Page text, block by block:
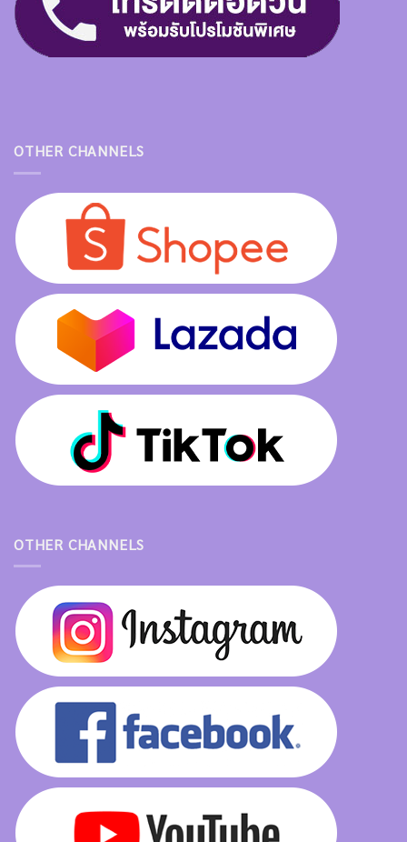
OTHER CHANNELS
OTHER CHANNELS